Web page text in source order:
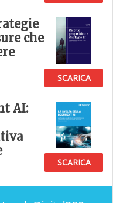
che
SCARICA
AI:
SCARICA